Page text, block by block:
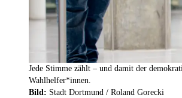
Jede Stimme zählt – und damit der
Wahlhelfer*innen.
Bild: Stadt Dortmund / Roland Gorecki